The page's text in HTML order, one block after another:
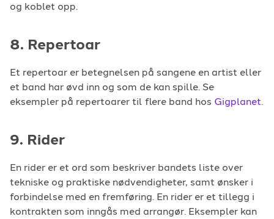
og koblet opp.
8. Repertoar
Et repertoar er betegnelsen på sangene en artist eller
et band har øvd inn og som de kan spille. Se
eksempler på repertoarer til flere band hos Gigplanet.
9. Rider
En rider er et ord som beskriver bandets liste over
tekniske og praktiske nødvendigheter, samt ønsker i
forbindelse med en fremføring. En rider er et tillegg i
kontrakten som inngås med arrangør. Eksempler kan